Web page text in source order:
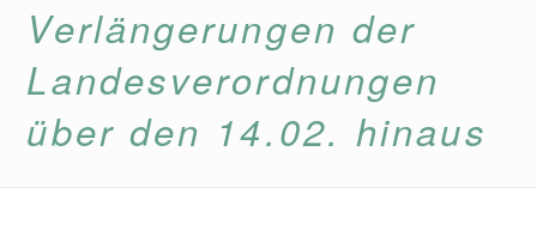
Verlängerungen der
Landesverordnungen
über den 14.02. hinaus